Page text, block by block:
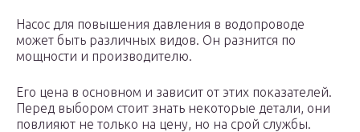
Насос для повышения давления в водопроводе
может быть различных видов. Он разнится по
мощности и производителю.
Его цена в основном и зависит от этих показателей.
Перед выбором стоит знать некоторые детали, они
повлияют не только на цену, но на срой службы.